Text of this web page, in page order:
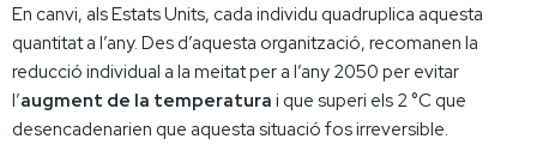
En canvi, als Estats Units, cada individu quadruplica aquesta
quantitat a l’any. Des d’aquesta organització, recomanen la
reducció individual a la meitat per a l’any 2050 per evitar
l’augment de la temperatura i que superi els 2 °C que
desencadenarien que aquesta situació fos irreversible.